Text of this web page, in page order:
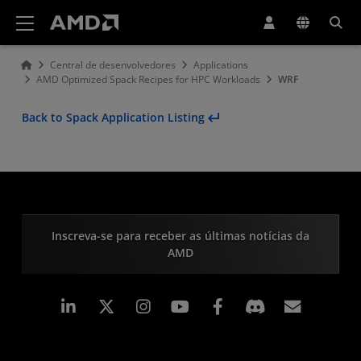
Central de desenvolvedores
Applications
AMD Optimized Spack Recipes for HPC Workloads
WRF
Back to Spack Application Listing
Inscreva-se para receber as últimas notícias da
AMD
Linkedin Instagram Facebook